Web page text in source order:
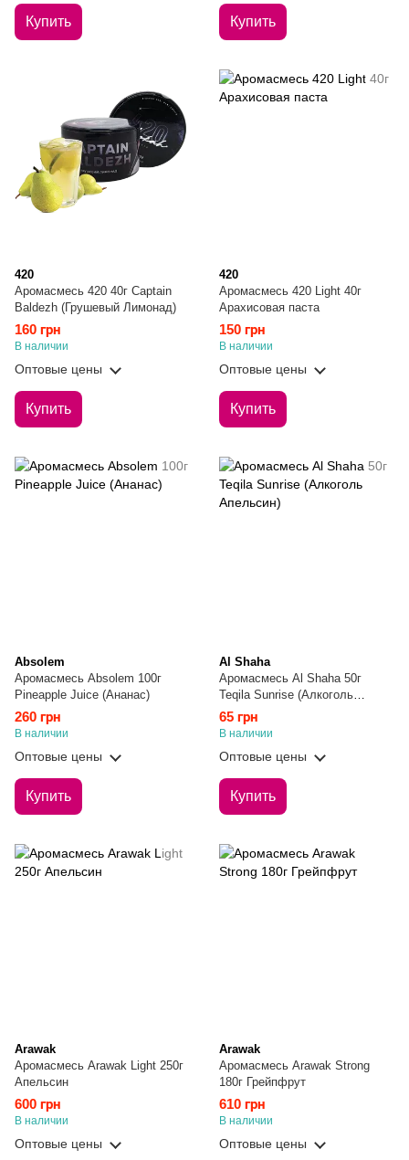
Купить Купить
420
Аромасмесь 420 40г Captain
Baldezh (Грушевый Лимонад)
160 грн
В наличии
Оптовые цены
Купить
420
Аромасмесь 420 Light 40г
Арахисовая паста
150 грн
В наличии
Оптовые цены
Купить
Absolem
Аромасмесь Absolem 100г
Pineapple Juice (Ананас)
260 грн
В наличии
Оптовые цены
Купить
Al Shaha
Аромасмесь Al Shaha 50г
Teqila Sunrise (Алкоголь
Апельсин)
65 грн
В наличии
Оптовые цены
Купить
Arawak
Аромасмесь Arawak Light 250г
Апельсин
600 грн
В наличии
Оптовые цены
Arawak
Аромасмесь Arawak Strong
180г Грейпфрут
610 грн
В наличии
Оптовые цены